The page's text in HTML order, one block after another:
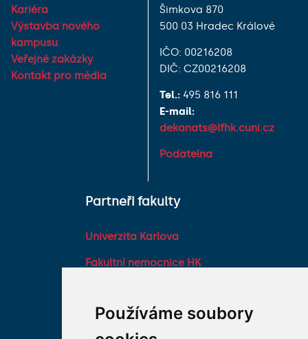
Používáme soubory
Kariéra
Výstavba nového
kampusu
Veřejné zakázky
Kontakt pro média
Šimkova 870
500 03 Hradec Králové
IČO: 00216208
DIČ: CZ00216208
Tel.: 495 816 111
E-mail:
dekanats@lfhk.cuni.cz
Podatelna
Partneři fakulty
Univerzita Karlova
Fakultní nemocnice HK
Karlovy